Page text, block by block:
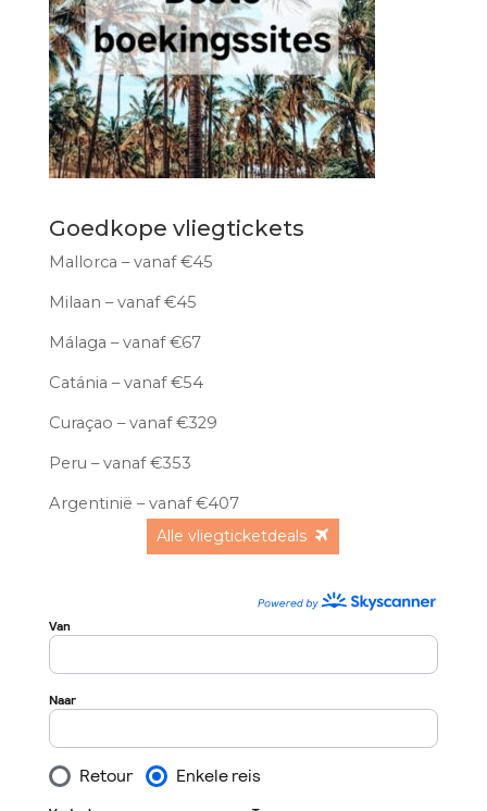
Goedkope vliegtickets
Mallorca – vanaf €45
Milaan – vanaf €45
Málaga – vanaf €67
Catánia – vanaf €54
Curaçao – vanaf €329
Peru – vanaf €353
Argentinië – vanaf €407
Alle vliegticketdeals